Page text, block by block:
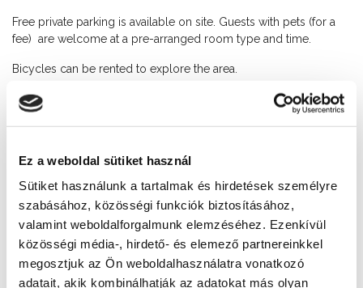
Ez a weboldal sütiket használ
Sütiket használunk a tartalmak és hirdetések személyre
szabásához, közösségi funkciók biztosításához,
valamint weboldalforgalmunk elemzéséhez. Ezenkívül
közösségi média-, hirdető- és elemező partnereinkkel
megosztjuk az Ön weboldalhasználatra vonatkozó
adatait, akik kombinálhatják az adatokat más olyan
Free private parking is available on site. Guests with pets (for a
fee) are welcome at a pre-arranged room type and time.
Bicycles can be rented to explore the area.
Child friendly
0-24 Reception
Contacts
+36 84 315 296
Address
8600 Siófok, Szent László utca 41-43.